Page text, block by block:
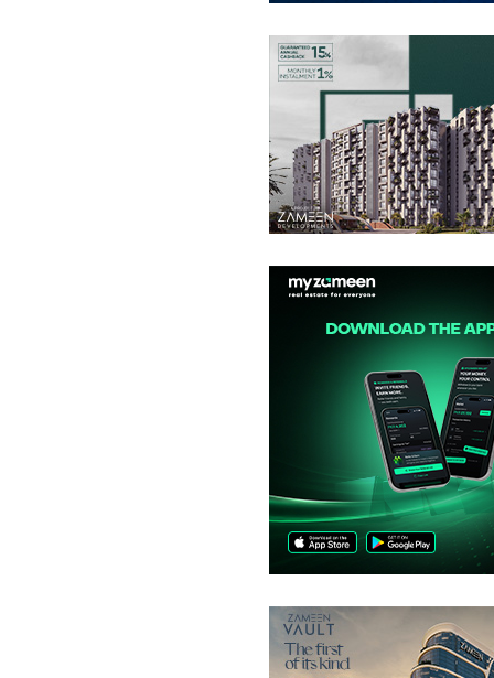
دکانات
4.9 کروڑ
-6.43 کروڑ
3.1 مرلہ
-3.3 مرلہ